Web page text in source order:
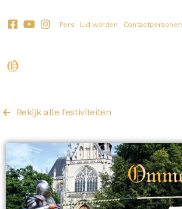
Pers Lid worden Contactpersonen
Bekijk alle festiviteiten